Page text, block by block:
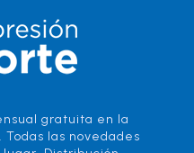
gratuita en la
las novedades